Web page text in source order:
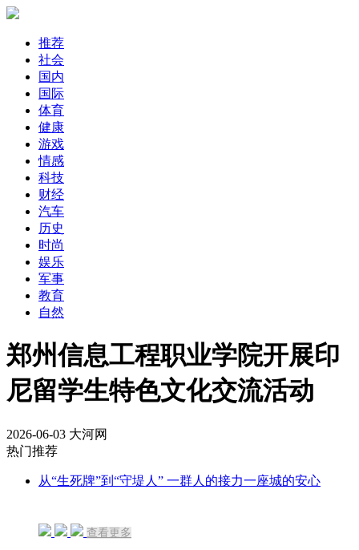
推荐
社会
国内
国际
体育
健康
游戏
情感
科技
财经
汽车
历史
时尚
娱乐
军事
教育
自然
郑州信息工程职业学院开展印
尼留学生特色文化交流活动
2026-06-03 大河网
热门推荐
从“生死牌”到“守堤人” 一群人的接力一座城的安心
查看更多